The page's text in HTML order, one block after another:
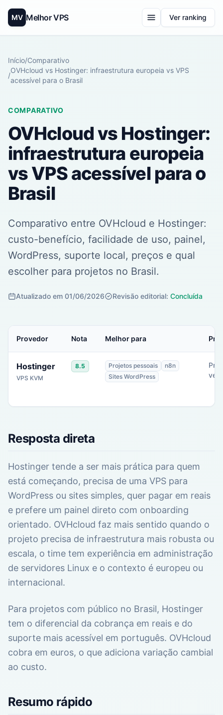
MV Melhor VPS Ver ranking
Início/Comparativo
/
OVHcloud vs Hostinger: infraestrutura europeia vs VPS
acessível para o Brasil
COMPARATIVO
OVHcloud vs Hostinger:
infraestrutura europeia
vs VPS acessível para o
Brasil
Comparativo entre OVHcloud e Hostinger:
custo-benefício, facilidade de uso, painel,
WordPress, suporte local, preços e qual
escolher para projetos no Brasil.
Atualizado em 01/06/2026 Revisão editorial: Concluída
Provedor Nota Melhor para
Hostinger
VPS KVM
8.5 Projetos pessoais
n8n
Sites WordPress
Resposta direta
Hostinger tende a ser mais prática para quem
está começando, precisa de uma VPS para
WordPress ou sites simples, quer pagar em reais
e prefere um painel direto com onboarding
orientado. OVHcloud faz mais sentido quando o
projeto precisa de infraestrutura mais robusta ou
escala, o time tem experiência em administração
de servidores Linux e o contexto é europeu ou
internacional.
Para projetos com público no Brasil, Hostinger
tem o diferencial da cobrança em reais e do
suporte mais acessível em português. OVHcloud
cobra em euros, o que adiciona variação cambial
ao custo.
Resumo rápido